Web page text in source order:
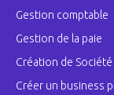
Gestion comptable
Gestion de la paie
Création de Société
Créer un business